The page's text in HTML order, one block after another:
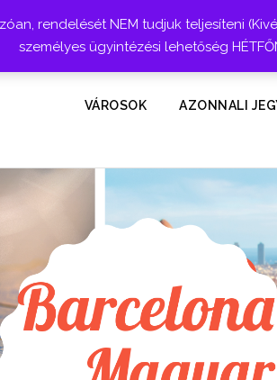
VÁROSOK AZONNALI
rendelését NEM tudjuk teljesíteni
személyes ügyintézési lehetőség